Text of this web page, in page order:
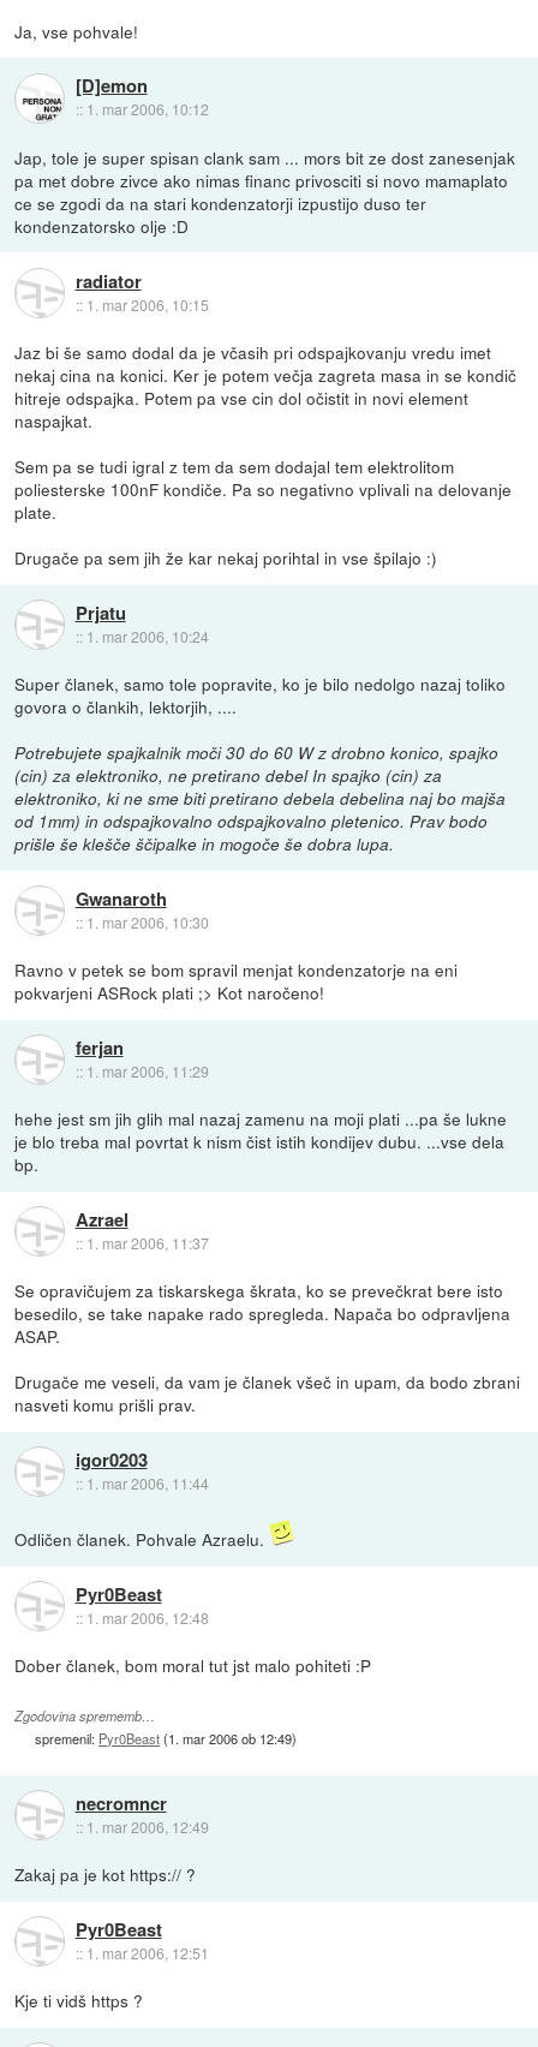
Ja, vse pohvale!
[D]emon
:: 1. mar 2006, 10:12
Jap, tole je super spisan clank sam ... mors bit ze dost zanesenjak
pa met dobre zivce ako nimas financ privosciti si novo mamaplato
ce se zgodi da na stari kondenzatorji izpustijo duso ter
kondenzatorsko olje :D
radiator
:: 1. mar 2006, 10:15
Jaz bi še samo dodal da je včasih pri odspajkovanju vredu imet
nekaj cina na konici. Ker je potem večja zagreta masa in se kondič
hitreje odspajka. Potem pa vse cin dol očistit in novi element
naspajkat.
Sem pa se tudi igral z tem da sem dodajal tem elektrolitom
poliesterske 100nF kondiče. Pa so negativno vplivali na delovanje
plate.
Drugače pa sem jih že kar nekaj porihtal in vse špilajo :)
Prjatu
:: 1. mar 2006, 10:24
Super članek, samo tole popravite, ko je bilo nedolgo nazaj toliko
govora o člankih, lektorjih, ....
Potrebujete spajkalnik moči 30 do 60 W z drobno konico, spajko
(cin) za elektroniko, ne pretirano debel In spajko (cin) za
elektroniko, ki ne sme biti pretirano debela debelina naj bo majša
od 1mm) in odspajkovalno odspajkovalno pletenico. Prav bodo
prišle še klešče ščipalke in mogoče še dobra lupa.
Gwanaroth
:: 1. mar 2006, 10:30
Ravno v petek se bom spravil menjat kondenzatorje na eni
pokvarjeni ASRock plati ;> Kot naročeno!
ferjan
:: 1. mar 2006, 11:29
hehe jest sm jih glih mal nazaj zamenu na moji plati ...pa še lukne
je blo treba mal povrtat k nism čist istih kondijev dubu. ...vse dela
bp.
Azrael
:: 1. mar 2006, 11:37
Se opravičujem za tiskarskega škrata, ko se prevečkrat bere isto
besedilo, se take napake rado spregleda. Napača bo odpravljena
ASAP.
Drugače me veseli, da vam je članek všeč in upam, da bodo zbrani
nasveti komu prišli prav.
igor0203
:: 1. mar 2006, 11:44
Odličen članek. Pohvale Azraelu.
Pyr0Beast
:: 1. mar 2006, 12:48
Dober članek, bom moral tut jst malo pohiteti :P
Zgodovina sprememb…
spremenil: Pyr0Beast(1. mar 2006 ob 12:49)
necromncr
:: 1. mar 2006, 12:49
Zakaj pa je kot https:// ?
Pyr0Beast
:: 1. mar 2006, 12:51
Kje ti vidš https ?